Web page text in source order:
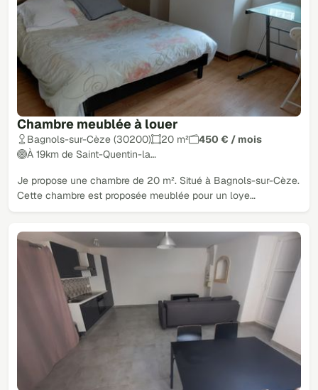
Chambre meublée à louer
Bagnols-sur-Cèze (30200) 20 m²
450 € / mois
À 19km de Saint-Quentin-la…
Je propose une chambre de 20 m². Situé à Bagnols-sur-Cèze.
Cette chambre est proposée meublée pour un loye…